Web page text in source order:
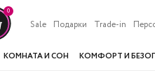
0
Sale Подарки Trade-in
КОМНАТА И СОН КОМФОРТ И